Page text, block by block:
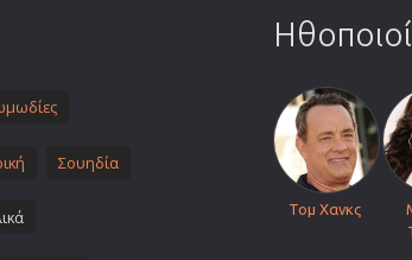
Σουηδία
Ηθοποιοί
Τομ Χανκς